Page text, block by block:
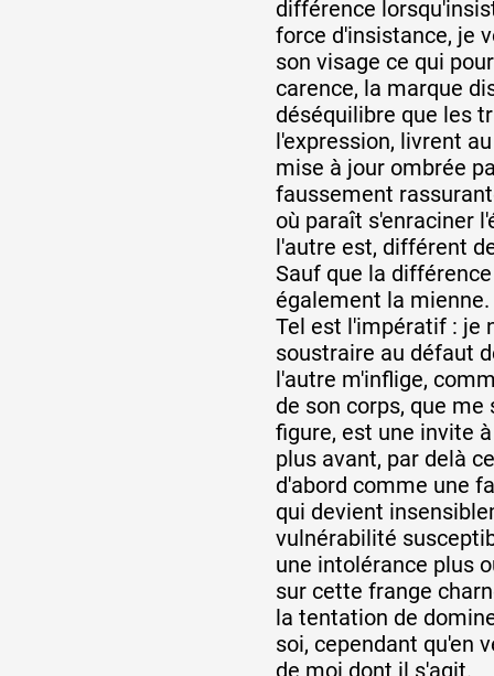
Partenaires
Crédits
Actions
Documentation
Visites d'ateliers
Production vidéo
Formation
Événements
différence
force d'insistance, je
son visage ce qui
carence, la marque
déséquilibre que les
l'expression, livrent
mise à jour ombrée
faussement
où paraît s'enraciner
l'autre est, différent
Sauf que la
également la mienne.
Tel est l'impératif : je
soustraire au défaut
l'autre m'inflige,
de son corps, que
figure, est une invite
plus avant, par delà
d'abord comme une
qui devient
vulnérabilité
une intolérance plus
sur cette frange
la tentation de
soi, cependant qu'en
de moi dont il s'agit.